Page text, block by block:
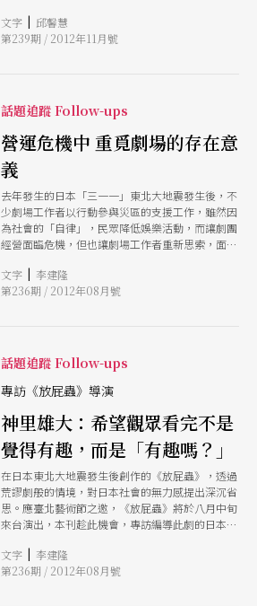
「新生代展演」今年首度向其他亞洲國家徵件，台
灣的林文中舞團《小南管》和再拒劇團《美國夢工
文字 | 邱馨慧
第239期 / 2012年11月號
話題追蹤 Follow-ups
營運危機中 重覓劇場的存在意
義
去年發生的日本「三一一」東北大地震發生後，不
少劇場工作者以行動參與災區的支援工作，雖然因
為社會的「自律」，民眾降低娛樂活動，而讓劇團
經營面臨危機，但也讓劇場工作者重新思索，面對
何？
文字 | 李建隆
第236期 / 2012年08月號
話題追蹤 Follow-ups
專訪《放屁蟲》導演
神里雄大：希望觀眾看完不是
覺得有趣，而是「有趣嗎？」
在日本東北大地震發生後創作的《放屁蟲》，透過
荒謬劇般的情境，對日本社會的無力感提出深沉省
思。應臺北藝術節之邀，《放屁蟲》將於八月中旬
來台演出，本刊趁此機會，專訪編導此劇的日本新
創作《放屁蟲》的思考。
文字 | 李建隆
第236期 / 2012年08月號